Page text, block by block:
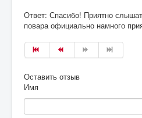
Ответ: Спасибо! Приятно
повара официально намного
Оставить отзыв
Имя